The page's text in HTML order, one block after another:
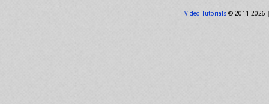
Video Tutorials© 2011-2026